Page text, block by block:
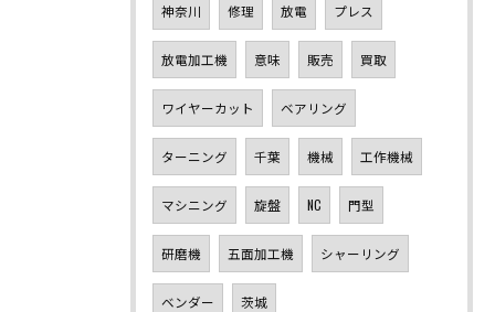
神奈川 修理 放電 プレス
放電加工機 意味 販売 買取
ワイヤーカット ベアリング
ターニング 千葉 機械 工作機械
マシニング 旋盤 NC 門型
研磨機 五面加工機 シャーリング
ベンダー 茨城